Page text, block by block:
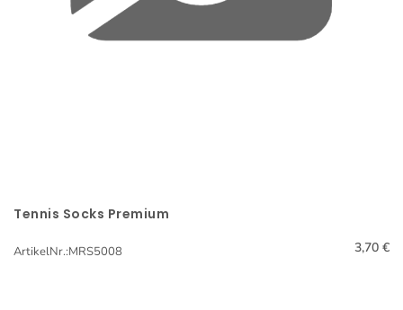
Schnellansicht
Tennis Socks Premium
ArtikelNr.:MRS5008 3,70 €